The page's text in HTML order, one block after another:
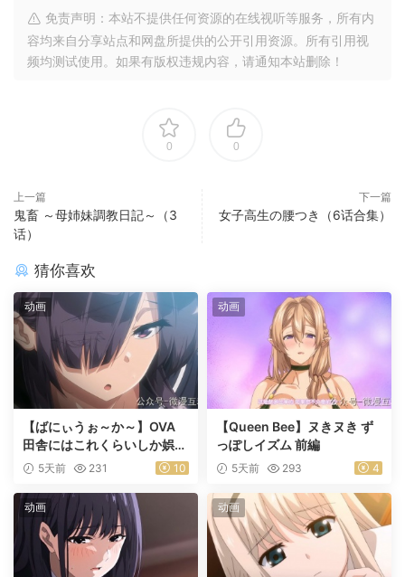
免责声明：本站不提供任何资源的在线视听等服务，所有内
容均来自分享站点和网盘所提供的公开引用资源。所有引用视
频均测试使用。如果有版权违规内容，请通知本站删除！
0 0
上一篇
鬼畜 ～母姉妹調教日記～（3
话）
下一篇
女子高生の腰つき（6话合集）
猜你喜欢
动画
【ばにぃうぉ～か～】OVA
田舎にはこれくらいしか娯楽
がない ＃1乡下几乎没有娱乐
5天前 231 10
动画
【Queen Bee】ヌきヌき ず
っぽしイズム 前編
5天前 293 4
动画 动画